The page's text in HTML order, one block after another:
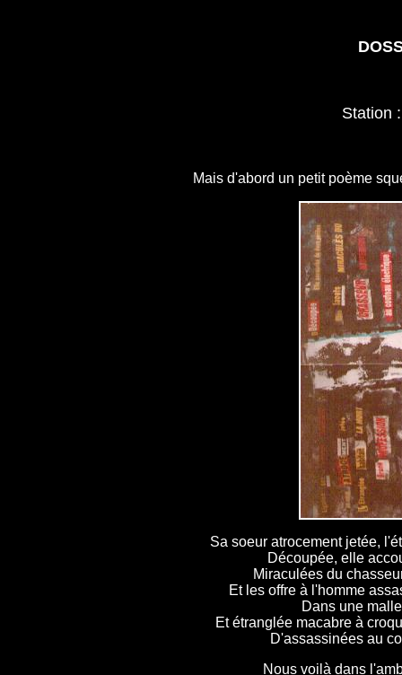
Station :
Mais d'abord un petit poème
Sa soeur atrocement jetée,
Découpée, elle
Miraculées du
Et les offre à l'homme
Dans une
Et étranglée macabre à
D'assassinées au
Nous voilà dans